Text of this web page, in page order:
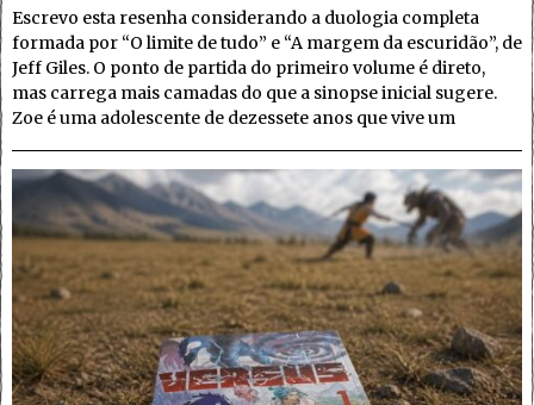
Escrevo esta resenha considerando a duologia completa
formada por “O limite de tudo” e “A margem da escuridão”, de
Jeff Giles. O ponto de partida do primeiro volume é direto,
mas carrega mais camadas do que a sinopse inicial sugere.
Zoe é uma adolescente de dezessete anos que vive um